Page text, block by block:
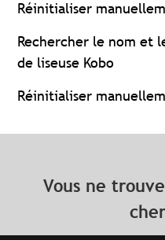
Réinitialiser
Rechercher le nom et
de liseuse Kobo
Réinitialiser
Vous ne